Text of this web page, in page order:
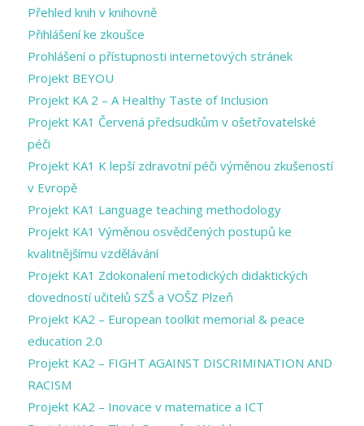
Přehled knih v knihovně
Přihlášení ke zkoušce
Prohlášení o přístupnosti internetových stránek
Projekt BEYOU
Projekt KA 2 – A Healthy Taste of Inclusion
Projekt KA1 Červená předsudkům v ošetřovatelské
péči
Projekt KA1 K lepší zdravotní péči výměnou zkušeností
v Evropě
Projekt KA1 Language teaching methodology
Projekt KA1 Výměnou osvědčených postupů ke
kvalitnějšímu vzdělávání
Projekt KA1 Zdokonalení metodických didaktických
dovedností učitelů SZŠ a VOŠZ Plzeň
Projekt KA2 – European toolkit memorial & peace
education 2.0
Projekt KA2 – FIGHT AGAINST DISCRIMINATION AND
RACISM
Projekt KA2 – Inovace v matematice a ICT